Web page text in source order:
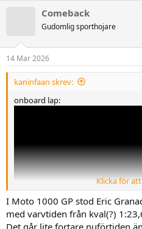
e
r
Comeback
Gudomlig sporthojare
14 Mar 2026
kaninfaan skrev:
onboard lap:
Klicka för
I Moto 1000 GP stod Eric
med varvtiden från kval(?)